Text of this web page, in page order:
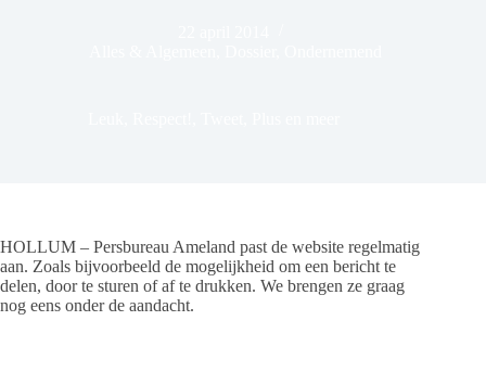
HOLLUM – Persbureau Ameland past de website regelmatig
aan. Zoals bijvoorbeeld de mogelijkheid om een bericht te
delen, door te sturen of af te drukken. We brengen ze graag
nog eens onder de aandacht.